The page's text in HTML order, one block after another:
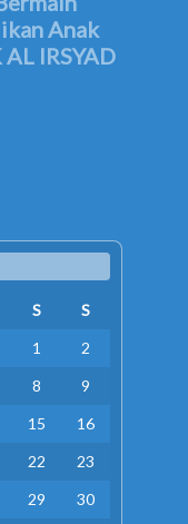
Anak
IRSYAD
S
S
1
2
8
9
15
16
22
23
29 30